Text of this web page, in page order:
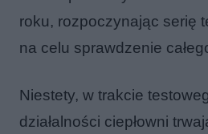
roku, rozpoczynając serię
na celu sprawdzenie
Niestety, w trakcie
działalności ciepłowni